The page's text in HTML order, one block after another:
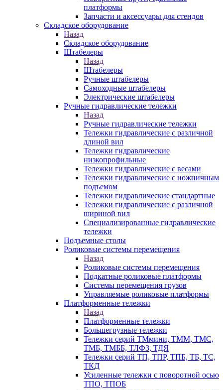
платформы
Запчасти и аксессуары для стендов
Складское оборудование
Назад
Складское оборудование
Штабелеры
Назад
Штабелеры
Ручные штабелеры
Самоходные штабелеры
Электрические штабелеры
Ручные гидравлические тележки
Назад
Ручные гидравлические тележки
Тележки гидравлические с различной
длиной вил
Тележки гидравлические
низкопрофильные
Тележки гидравлические с весами
Тележки гидравлические с ножничным
подъемом
Тележки гидравлические стандартные
Тележки гидравлические с различной
шириной вил
Специализированные гидравлические
тележки
Подъемные столы
Роликовые системы перемещения
Назад
Роликовые системы перемещения
Подкатные роликовые платформы
Системы перемещения грузов
Управляемые роликовые платформы
Платформенные тележки
Назад
Платформенные тележки
Большегрузные тележки
Тележки серий ТМмини, ТММ, ТМС,
ТМБ, ТМББ, ТЛФЗ, ТДЯ
Тележки серий ТП, ТПР, ТПБ, ТБ, ТС,
ТКД
Усиленные тележки с поворотной осью
ТПО, ТПОБ